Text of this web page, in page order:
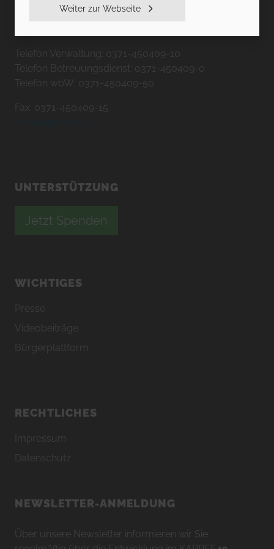
Peterstraße 24-28
09130 Chemnitz
Telefon Verwaltung: 0371-450409-10
Telefon Betreuungsdienst: 0371-450409-0
Telefon wbW: 0371-450409-50
Fax: 0371-450409-15
UNTERSTÜTZUNG
Jetzt Spenden
WICHTIGES
Presse
Videobeiträge
Bürgerplattform
RECHTLICHES
Impressum
Datenschutz
NEWSLETTER-ANMELDUNG
Über unsere Newsletter informieren wir Sie
Weiter zur Webseite